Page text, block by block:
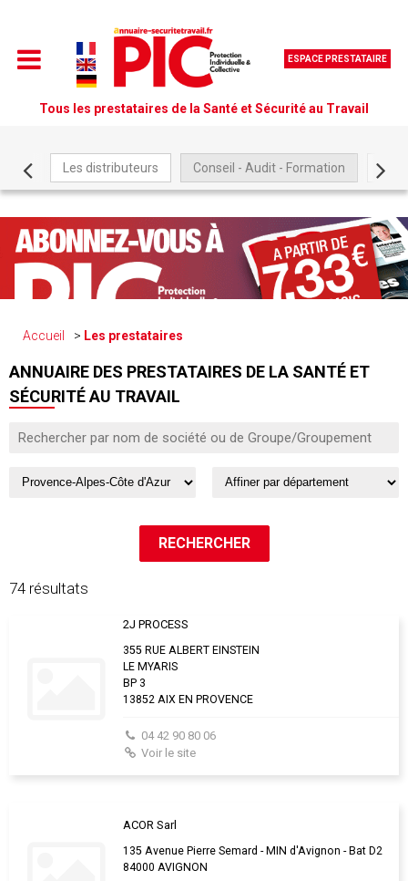
ESPACE PRESTATAIRE
Tous les prestataires de la Santé et Sécurité au Travail
Les distributeurs Conseil - Audit - Formation Être
Accueil Les prestataires
ANNUAIRE DES PRESTATAIRES DE LA SANTÉ ET
SÉCURITÉ AU TRAVAIL
74 résultats
2J PROCESS
355 RUE ALBERT EINSTEIN
LE MYARIS
BP 3
13852 AIX EN PROVENCE
04 42 90 80 06
Voir le site
ACOR Sarl
135 Avenue Pierre Semard - MIN d'Avignon - Bat D2
84000 AVIGNON